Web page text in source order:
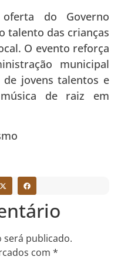
do Governo
talento das crianças
O evento reforça
municipal
jovens talentos e
de raiz em
será publicado.
com *